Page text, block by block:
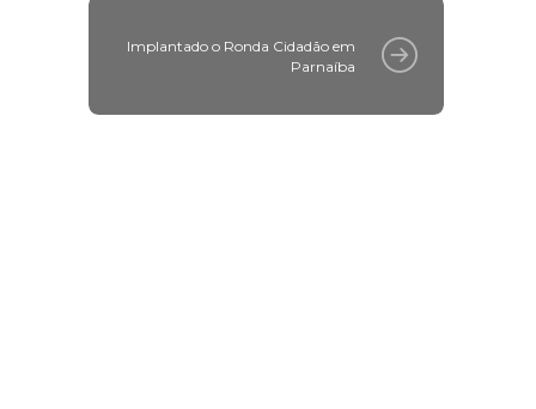
Implantado o Ronda Cidadão em
Parnaíba